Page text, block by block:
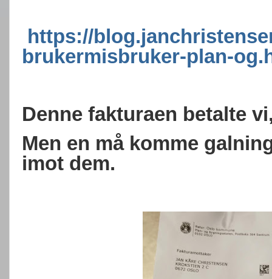
https://
brukermisbruker-plan-
Denne fakturaen betalte
Men en må komme
imot dem.